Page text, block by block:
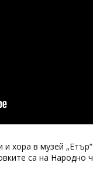
и хора в музей
са на